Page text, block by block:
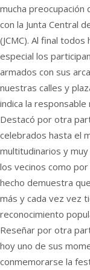
mucha
con la Junta Central
(JCMC). Al final
especial los
armados con sus
nuestras calles y
indica la responsable
Destacó por otra
celebrados hasta el
multitudinarios y
los vecinos como
hecho demuestra
más y cada vez vez
reconocimiento
Reseñar por otra
hoy uno de sus
conmemorarse la